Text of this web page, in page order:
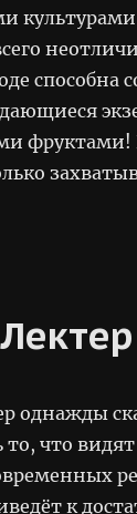
культурами
способна
однажды
то, что
к